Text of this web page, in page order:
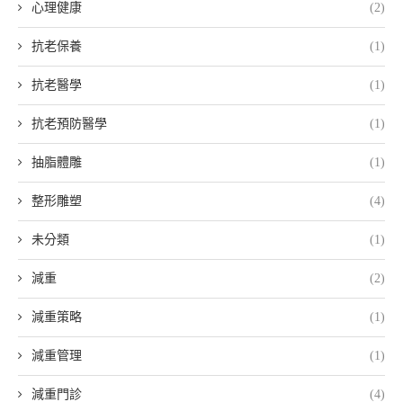
心理健康 (2)
抗老保養 (1)
抗老醫學 (1)
抗老預防醫學 (1)
抽脂體雕 (1)
整形雕塑 (4)
未分類 (1)
減重 (2)
減重策略 (1)
減重管理 (1)
減重門診 (4)